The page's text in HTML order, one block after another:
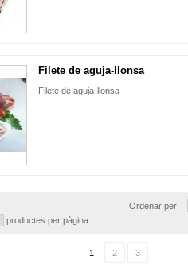
Filete de aguja-llonsa
Filete de aguja-llonsa
Ordenar per
productes per pàgina
1 2 3